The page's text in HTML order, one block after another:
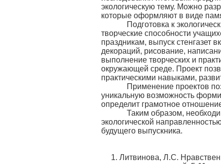
экологическую тему. Можно
которые оформляют в виде
Подготовка к
творческие способности
праздникам, выпуск стенгазет
декораций, рисование,
выполнение творческих и
окружающей среде. Проект
практическими навыками,
Применение проектов
уникальную возможность
определит грамотное
Таким образом,
экологической
будущего выпускника.
1. Литвинова, Л.С.